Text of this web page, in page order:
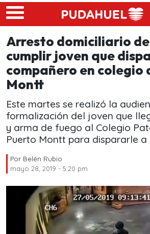
Skip to main content
Arresto domiciliario
cumplir joven que
compañero en colegio
Montt
Este martes se realizó la
formalización del joven que
y arma de fuego al Colegio
Puerto Montt para dispararle a
Por Belén Rubio
mayo 28, 2019 - 5:20 pm